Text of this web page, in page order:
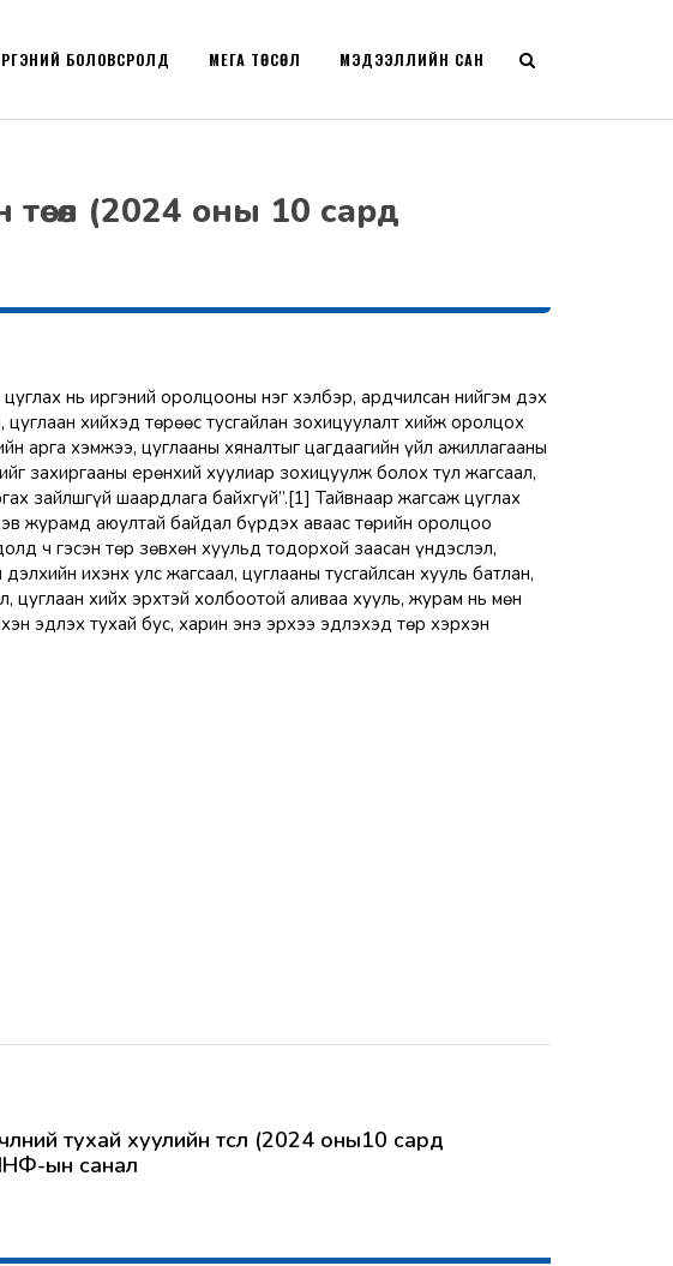
БОЛОВСРОЛД МЭДЭЭЛЛИЙН САН
МЕГА ТӨСӨЛ
(2024 оны 10 сард
нь иргэний оролцооны нэг хэлбэр, ардчилсан нийгэм дэх
хийхэд төрөөс тусгайлан зохицуулалт хийж оролцох
арга хэмжээ, цуглааны хяналтыг цагдаагийн үйл ажиллагааны
захиргааны ерөнхий хуулиар зохицуулж болох тул жагсаал,
зайлшгүй шаардлага байхгүй”.[1] Тайвнаар жагсаж цуглах
журамд аюултай байдал бүрдэх аваас төрийн оролцоо
ч гэсэн төр зөвхөн хуульд тодорхой заасан үндэслэл,
ихэнх улс жагсаал, цуглааны тусгайлсан хууль батлан,
цуглаан хийх эрхтэй холбоотой аливаа хууль, журам нь мөн
эдлэх тухай бус, харин энэ эрхээ эдлэхэд төр хэрхэн
тухай хуулийн төсөл (2024 оны10 сард
ын санал